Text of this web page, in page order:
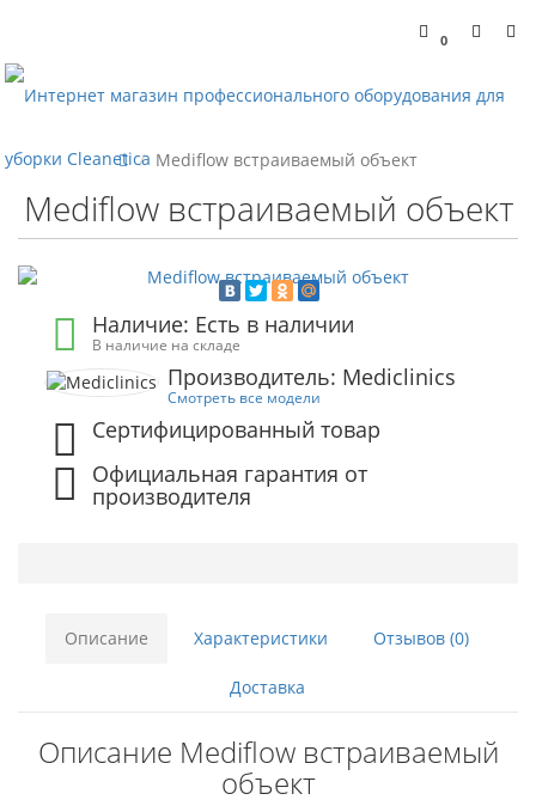
0
Mediflow встраиваемый объект
Mediflow встраиваемый объект
Наличие: Есть в наличии
В наличие на складе
Производитель: Mediclinics
Смотреть все модели
Сертифицированный товар
Официальная гарантия от
производителя
Описание Характеристики Отзывов (0)
Доставка
Описание Mediflow встраиваемый
объект